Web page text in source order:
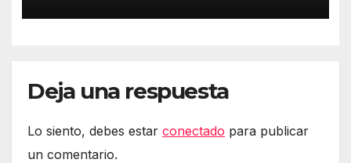
Deja una respuesta
Lo siento, debes estar conectado para publicar
un comentario.